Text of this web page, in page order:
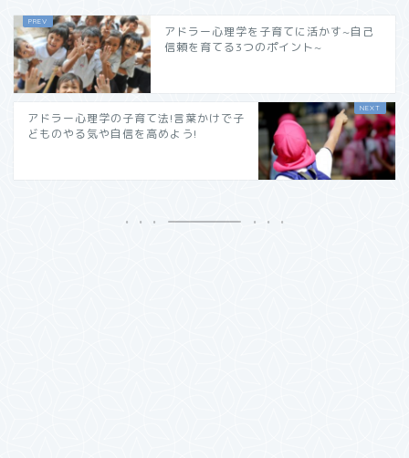
アドラー心理学を子育てに活かす~自己
信頼を育てる3つのポイント~
アドラー心理学の子育て法!言葉かけで子
どものやる気や自信を高めよう!